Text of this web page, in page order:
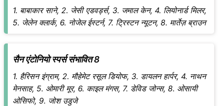
1. बाबाकार साने, 2. जेसी एडवर्ड्स, 3. जमाल केन, 4. लियोनार्ड मिलर,
5. जेलेन क्लार्क, 6. नोजेल ईस्टर्न, 7. ट्रिस्टन न्यूटन, 8. मार्तेज़ ब्राउन
सैन एंटोनियो स्पर्स संभावित 8
1. हैरिसन इंग्राम, 2. मौहेमेट रसूल डियोफ, 3. डायलन हार्पर, 4. नाथन
मेनसाह, 5. ओमारी मूर, 6. काइल मंगस, 7. डेविड जोन्स, 8. ओसायी
ओसिफो, 9. जोश उडुजे